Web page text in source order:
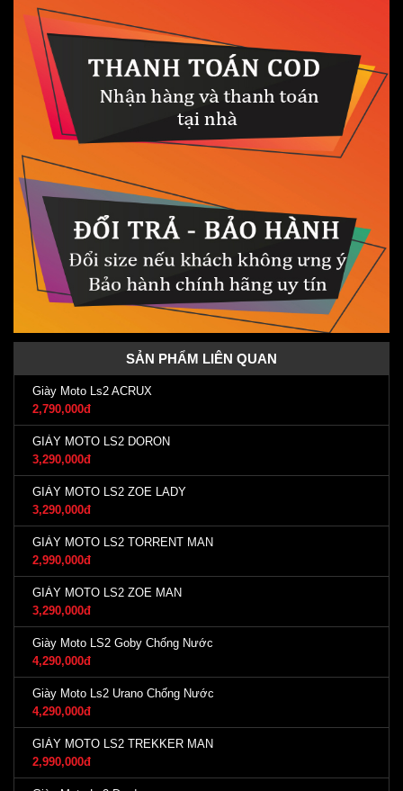
SẢN PHẨM LIÊN QUAN
Giày Moto Ls2 ACRUX
2,790,000đ
GIÀY MOTO LS2 DORON
3,290,000đ
GIÀY MOTO LS2 ZOE LADY
3,290,000đ
GIÀY MOTO LS2 TORRENT MAN
2,990,000đ
GIÀY MOTO LS2 ZOE MAN
3,290,000đ
Giày Moto LS2 Goby Chống Nước
4,290,000đ
Giày Moto Ls2 Urano Chống Nước
4,290,000đ
GIÀY MOTO LS2 TREKKER MAN
2,990,000đ